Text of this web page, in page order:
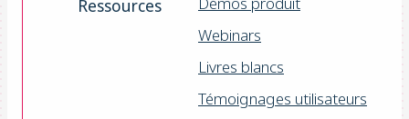
Ressources
Webinars
Livres blancs
Témoignages utilisateurs